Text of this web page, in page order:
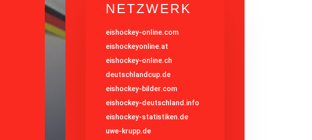
NETZWERK
eishockey-online.com
eishockeyonline.at
eishockey-online.ch
deutschlandcup.de
eishockey-bilder.com
eishockey-deutschland.info
eishockey-statistiken.de
uwe-krupp.de